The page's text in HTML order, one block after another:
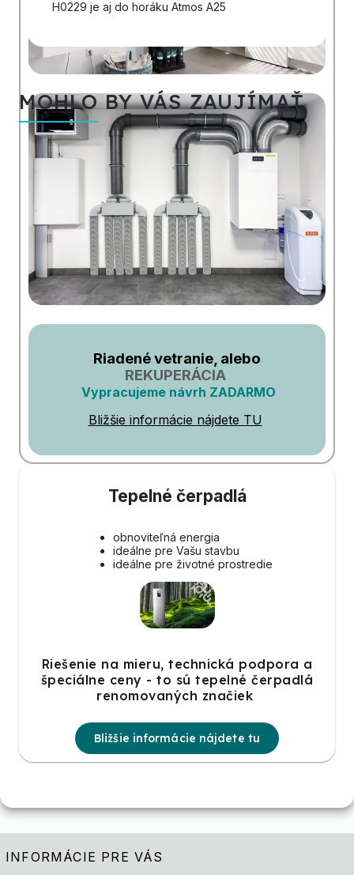
H0229 je aj do horáku Atmos A25
MOHLO BY VÁS ZAUJÍMAŤ
Riadené vetranie, alebo
REKUPERÁCIA
Vypracujeme návrh ZADARMO
Bližšie informácie nájdete TU
Tepelné čerpadlá
obnoviteľná energia
ideálne pre Vašu stavbu
ideálne pre životné prostredie
Riešenie na mieru, technická podpora a
špeciálne ceny - to sú tepelné čerpadlá
renomovaných značiek
Bližšie informácie nájdete tu
INFORMÁCIE PRE VÁS